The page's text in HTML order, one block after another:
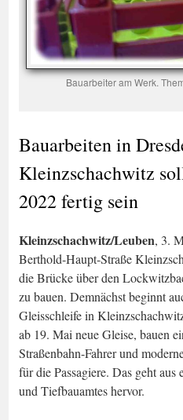
Bauarbeiter am Werk.
Bauarbeiten in
Kleinzschachwitz
2022 fertig sein
Kleinzschachwitz/Leuben, 3.
Berthold-Haupt-Straße
die Brücke über den
zu bauen. Demnächst beginnt
Gleisschleife in
ab 19. Mai neue Gleise, bauen
Straßenbahn-Fahrer und
für die Passagiere. Das geht
und Tiefbauamtes hervor.